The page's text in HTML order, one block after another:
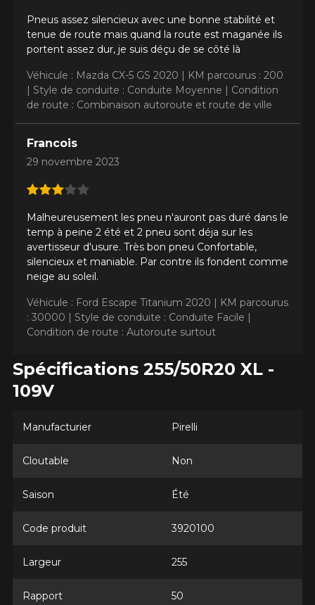
Pneus assez silencieux avec une bonne stabilité et
tenue de route mais quand la route est maganée ils
portent assez dur, je suis déçu de se côté là
Véhicule : Mazda CX-5 GS 2020 | KM parcourus : 200
| Style de conduite : Conduite Moyenne | Condition
de route : Combinaison autoroute et route de ville
Francois
29 novembre 2023
Malheureusement les pneu n'auront pas duré dans le
temp à peine 2 été et 2 pneu sont déja sur les
avertisseur d'usure. Très bon pneu Confortable,
silencieux et maniable. Par contre ils fondent comme
neige au soleil.
Véhicule : Ford Escape Titanium 2020 |
KM parcourus
: 30000 | Style de conduite : Conduite Facile |
Condition de route : Autoroute surtout
Spécifications 255/50R20 XL -
109V
Manufacturier Pirelli
Cloutable Non
Saison Été
Code produit 3920100
Largeur 255
Rapport 50
SCORPION AS PLUS 3
Nom
Courriel